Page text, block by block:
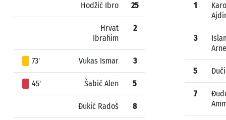
Hodžić Ibro 25
Hrvat
Ibrahim
2
73' Vukas Ismar 3
45' Šabić Alen 5
Đukić Radoš 8
1
3
5
7